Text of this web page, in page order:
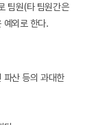
팀원(타 팀원간은
예외로 한다.
파산 등의 과대한